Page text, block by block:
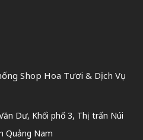
Shop Hoa Tươi & Dịch Vụ
Dư, Khối phố 3, Thị trấn Núi
Quảng Nam